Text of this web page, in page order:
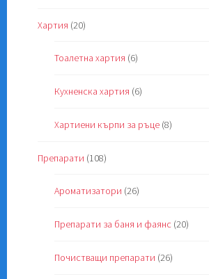
Хартия (20)
Тоалетна хартия (6)
Кухненска хартия (6)
Хартиени кърпи за ръце (8)
Препарати (108)
Ароматизатори (26)
Препарати за баня и фаянс (20)
Почистващи препарати (26)